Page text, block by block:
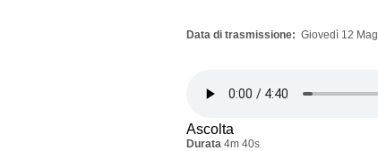
Data di trasmissione Giovedì 12
Ascolta
Durata 4m 40s